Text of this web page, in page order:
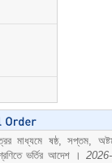
মাধ্যমে ষষ্ঠ, সপ্তম,
ভর্তির আদেশ ।